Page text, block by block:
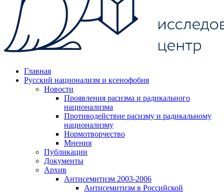
Главная
Русский национализм и ксенофобия
Новости
Проявления расизма и радикального
национализма
Противодействие расизму и радикальному
национализму
Нормотворчество
Мнения
Публикации
Документы
Архив
Антисемитизм 2003-2006
Антисемитизм в Российской